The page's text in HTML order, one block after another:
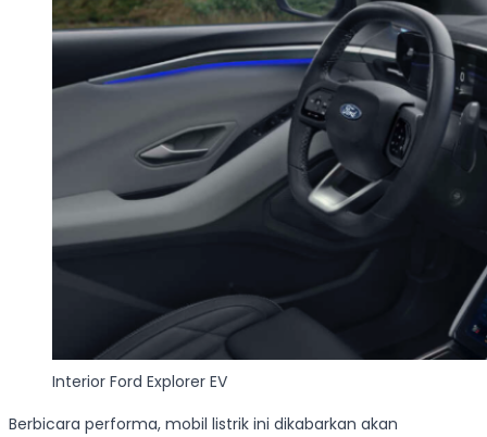
Interior Ford Explorer EV
Berbicara performa, mobil listrik ini dikabarkan akan